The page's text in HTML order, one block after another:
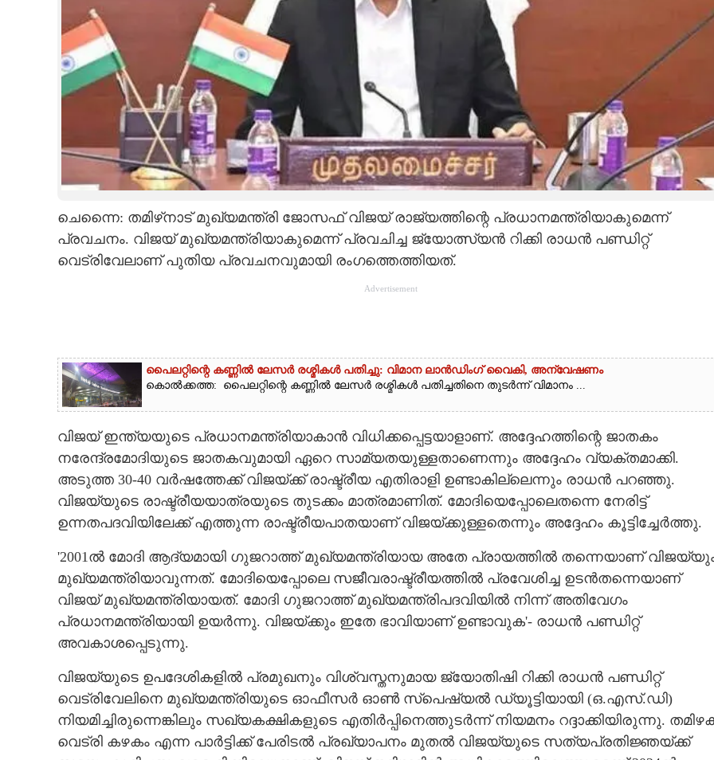
SPIRITUAL
CARTOONS
LITERATURE
CONTACT US
ചെന്നെെ: തമിഴ്‌നാട് മുഖ്യമന്ത്രി ജോസഫ് വിജയ്‌ രാജ്യത്തിന്റെ പ്രധാനമന്ത്രിയാകുമെന്ന്
പ്രവചനം. വിജയ് മുഖ്യമന്ത്രിയാകുമെന്ന് പ്രവചിച്ച ജ്യോത്സ്യൻ റിക്കി രാധൻ പണ്ഡിറ്റ്
വെട്രിവേലാണ് പുതിയ പ്രവചനവുമായി രംഗത്തെത്തിയത്.
Advertisement
പൈലറ്റിന്റെ കണ്ണിൽ ലേസർ രശ്മികൾ പതിച്ചു: വിമാന ലാൻഡിംഗ് വൈകി, അന്വേഷണം
കൊൽക്കത്ത: പൈലറ്റിന്റെ കണ്ണിൽ ലേസർ രശ്മികൾ പതിച്ചതിനെ തുടർന്ന് വിമാനം ...
വിജയ് ഇന്ത്യയുടെ പ്രധാനമന്ത്രിയാകാൻ വിധിക്കപ്പെട്ടയാളാണ്. അദ്ദേഹത്തിന്റെ ജാതകം
നരേന്ദ്രമോദിയുടെ ജാതകവുമായി ഏറെ സാമ്യതയുള്ളതാണെന്നും അദ്ദേഹം വ്യക്തമാക്കി.
അടുത്ത 30-40 വർഷത്തേക്ക് വിജയ്ക്ക് രാഷ്ട്രീയ എതിരാളി ഉണ്ടാകില്ലെന്നും രാധൻ പറഞ്ഞു.
വിജയ്‌യുടെ രാഷ്ട്രീയയാത്രയുടെ തുടക്കം മാത്രമാണിത്. മോദിയെപ്പോലെതന്നെ നേരിട്ട്
ഉന്നതപദവിയിലേക്ക് എത്തുന്ന രാഷ്ട്രീയപാതയാണ് വിജയ്‌ക്കുള്ളതെന്നും അദ്ദേഹം കൂട്ടിച്ചേർത്തു.
'2001ൽ മോദി ആദ്യമായി ഗുജറാത്ത് മുഖ്യമന്ത്രിയായ അതേ പ്രായത്തിൽ തന്നെയാണ്
മുഖ്യമന്ത്രിയാവുന്നത്. മോദിയെപ്പോലെ സജീവരാഷ്ട്രീയത്തിൽ പ്രവേശിച്ച ഉടൻതന്നെയാണ്
വിജയ് മുഖ്യമന്ത്രിയായത്. മോദി ഗുജറാത്ത് മുഖ്യമന്ത്രിപദവിയിൽ നിന്ന് അതിവേഗം
പ്രധാനമന്ത്രിയായി ഉയർന്നു. വിജയ്‌ക്കും ഇതേ ഭാവിയാണ് ഉണ്ടാവുക'- രാധൻ പണ്ഡിറ്റ്
അവകാശപ്പെടുന്നു.
വിജയ്‌യുടെ ഉപദേശികളിൽ പ്രമുഖനും വിശ്വസ്തനുമായ ജ്യോതിഷി റിക്കി രാധൻ പണ്ഡിറ്റ്
വെട്രിവേലിനെ മുഖ്യമന്ത്രിയുടെ ഓഫീസർ ഓൺ സ്പെഷ്യൽ ഡ്യൂട്ടിയായി (ഒ.എസ്.ഡി)​
നിയമിച്ചിരുന്നെങ്കിലും സഖ്യകക്ഷികളുടെ എതിർപ്പിനെത്തുടർന്ന് നിയമനം റദ്ദാക്കിയിരുന്നു.
വെട്രി കഴകം എന്ന പാർട്ടിക്ക് പേരിടൽ പ്രഖ്യാപനം മുതൽ വിജയ്‌യുടെ സത്യപ്രതിജ്ഞയ്ക്ക്